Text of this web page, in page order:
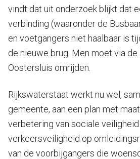
vindt dat uit onderzoek blijkt dat
verbinding (waaronder de
en voetgangers niet haalbaar is
de nieuwe brug. Men moet via
Oostersluis omrijden.
Rijkswaterstaat werkt nu wel,
gemeente, aan een plan met
verbetering van sociale veiligheid
verkeersveiligheid op
van de voorbijgangers die